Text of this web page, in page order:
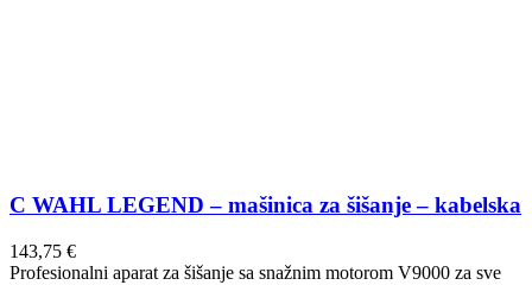
C WAHL LEGEND – mašinica za šišanje – kabelska
143,75 €
Profesionalni aparat za šišanje sa snažnim motorom V9000 za sve